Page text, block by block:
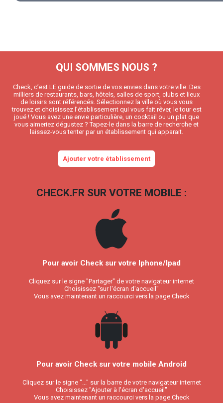
QUI SOMMES NOUS ?
Check, c’est LE guide de sortie de vos envies dans votre ville. Des
milliers de restaurants, bars, hôtels, salles de sport, clubs et lieux
de loisirs sont référencés. Sélectionnez la ville où vous vous
trouvez et choisissez l’établissement qui vous fait rêver, le tour est
joué ! Vous avez une envie particulière, un cocktail ou un plat que
vous aimeriez dégustez ? Tapez-le dans la barre de recherche et
laissez-vous tenter par un établissement qui apparait.
Ajouter votre établissement
CHECK.FR SUR VOTRE MOBILE :
Pour avoir Check sur votre Iphone/Ipad
Cliquez sur le signe "Partager" de votre navigateur internet
Choisissez "sur l'écran d'accueil"
Vous avez maintenant un raccourci vers la page Check
Pour avoir Check sur votre mobile Android
Cliquez sur le signe "..." sur la barre de votre navigateur internet
Choisissez "Ajouter à l'écran d'accueil"
Vous avez maintenant un raccourci vers la page Check